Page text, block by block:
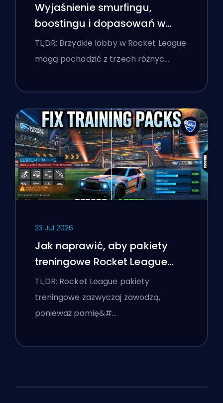
Wyjaśnienie smurfingu,
boostingu i dopasowań w
Rocket League
TL;DR: Brzydkie lobby w Rocket League
mogą pochodzić z trzech różnyc…
23 Jul 2026
Jak naprawić, aby pakiety
treningowe Rocket League
działały
TL;DR: Rocket League pakiety
treningowe zazwyczaj zawodzą,
ponieważ pamię&#…